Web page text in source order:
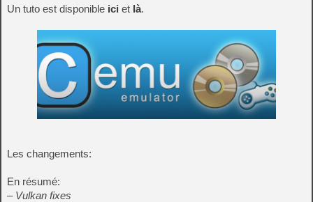
Un tuto est disponible ici et là.
Les changements:
En résumé:
– Vulkan fixes